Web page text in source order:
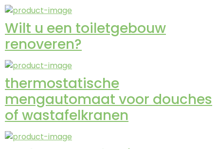
Wilt u een toiletgebouw
renoveren?
thermostatische
mengautomaat voor douches
of wastafelkranen